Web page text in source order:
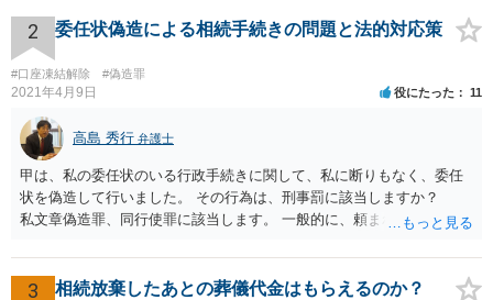
2 委任状偽造による相続手続きの問題と法的対応策
#口座凍結解除 #偽造罪
2021年4月9日 役にたった 11
高島 秀行 弁護士
甲は、私の委任状のいる行政手続きに関して、私に断りもなく、委任
状を偽造して行いました。 その行為は、刑事罰に該当しますか？
私文章偽造罪、同行使罪に該当します。 一般的に、頼まれた（委任さ
か？ 委任状を偽造して使用することはまでは依頼の範囲ではない
ので できないと思います。
3 相続放棄したあとの葬儀代金はもらえるのか？